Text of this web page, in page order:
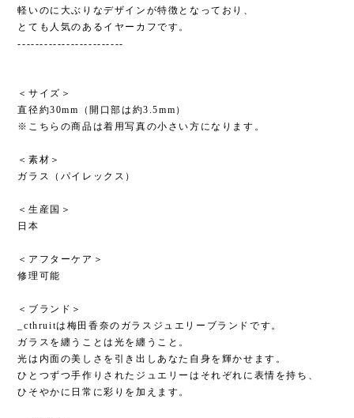
軽いのに大ぶりなデザインが特徴となっており、
とても人気のあるイヤーカフです。
------------------------
＜サイズ＞
直径約30mm（開口部は約3.5mm）
※こちらの商品は着用写真の小さい方になります。
＜素材＞
ガラス（パイレックス）
＜生産国＞
日本
＜アフターケア＞
修理可能
＜ブランド＞
_cthruitは梅田香奈のガラスジュエリーブランドです。
ガラスを纏うことは光を纏うこと。
光は内面の美しさを引き出しあなた自身を輝かせます。
ひとつずつ手作りされたジュエリーはそれぞれに表情を持ち、
ひそやかに日常に彩りを加えます。